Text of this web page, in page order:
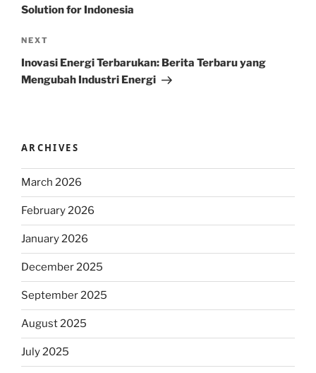
Solution for Indonesia
Next
Post
NEXT
Inovasi Energi Terbarukan: Berita Terbaru yang
Mengubah Industri Energi
ARCHIVES
March 2026
February 2026
January 2026
December 2025
September 2025
August 2025
July 2025